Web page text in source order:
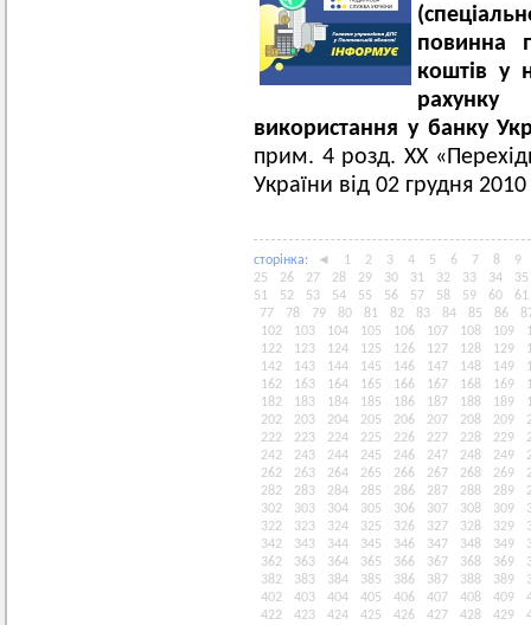
повинна
коштів у
використання у банку
прим. 4 розд. ХХ
України від 02 грудня
сторiнка: ◄ 1 2 3 4 5 6 7 8
9
25
26 27 28 29 30 31 32 33 34
35
51
52 53 54 55 56 57 58 59 60
61
77
78 79 80 81 82 83 84 85 86
102
103 104 105 106 107 108 109
122
123 124 125 126 127 128 129
142
143 144 145 146 147 148 149
162
163 164 165 166 167 168 169
182
183 184 185 186 187 188 189
202
203 204 205 206 207 208 209
222
223 224 225 226 227 228 229
242
243 244 245 246 247 248 249
262
263 264 265 266 267 268 269
282
283 284 285 286 287 288 289
302
303 304 305 306 307 308 309
322
323 324 325 326 327 328 329
342
343 344 345 346 347 348 349
362
363 364 365 366 367 368 369
382
383 384 385 386 387 388 389
402
403 404 405 406 407 408 409
422
423 424 425 426 427 428 429